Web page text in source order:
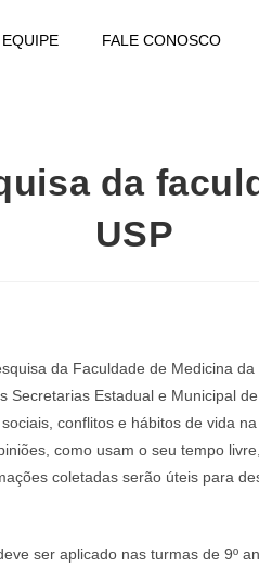
FALE CONOSCO
da
USP
da Faculdade de Medicina
Estadual e Municipal
conflitos e hábitos de vida
como usam o seu tempo
coletadas serão úteis para
ser aplicado nas turmas de 9º